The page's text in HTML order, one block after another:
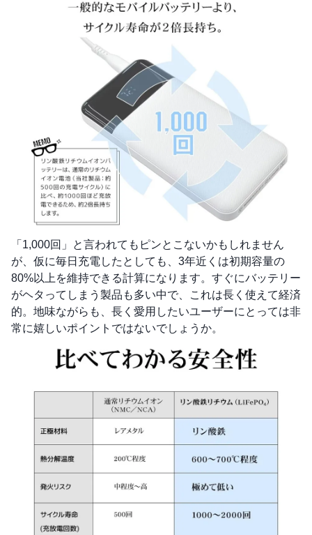
「1,000回」と言われてもピンとこないかもしれません
が、仮に毎日充電したとしても、3年近くは初期容量の
80%以上を維持できる計算になります。すぐにバッテリー
がヘタってしまう製品も多い中で、これは長く使えて経済
的。地味ながらも、長く愛用したいユーザーにとっては非
常に嬉しいポイントではないでしょうか。